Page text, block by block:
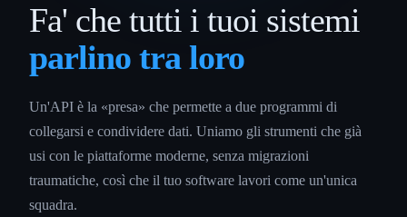
Fa' che tutti i tuoi sistemi
parlino tra loro
Un'API è la «presa» che permette a due programmi di
collegarsi e condividere dati. Uniamo gli strumenti che già
usi con le piattaforme moderne, senza migrazioni
traumatiche, così che il tuo software lavori come un'unica
squadra.